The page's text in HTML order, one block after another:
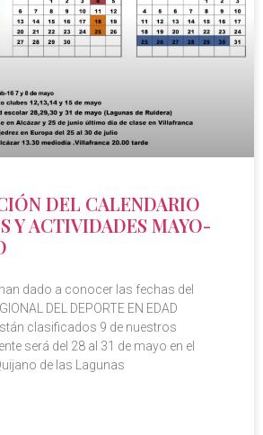
DEL CALENDARIO
Y ACTIVIDADES MAYO-
dado a conocer las fechas del
DEL DEPORTE EN EDAD
clasificados 9 de nuestros
será del 28 al 31 de mayo en el
de las Lagunas